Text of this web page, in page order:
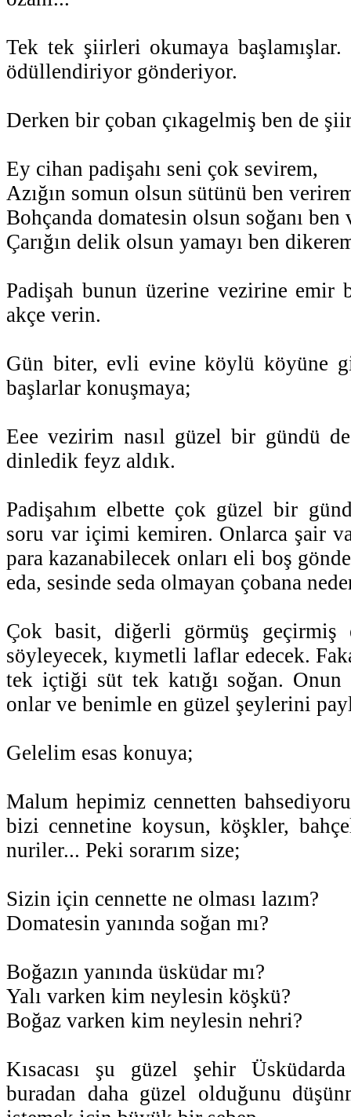
Tek tek şiirleri okumaya başlamışlar.
ödüllendiriyor gönderiyor.
Derken bir çoban çıkagelmiş ben de
Ey cihan padişahı seni çok sevirem,
Azığın somun olsun sütünü ben
Bohçanda domatesin olsun soğanı ben
Çarığın delik olsun yamayı ben
Padişah bunun üzerine vezirine emir
akçe verin.
Gün biter, evli evine köylü köyüne
başlarlar konuşmaya;
Eee vezirim nasıl güzel bir gündü
dinledik feyz aldık.
Padişahım elbette çok güzel bir
soru var içimi kemiren. Onlarca şair
para kazanabilecek onları eli boş
eda, sesinde seda olmayan çobana
Çok basit, diğerli görmüş geçirmiş
söyleyecek, kıymetli laflar edecek.
tek içtiği süt tek katığı soğan.
onlar ve benimle en güzel şeylerini
Gelelim esas konuya;
Malum hepimiz cennetten
bizi cennetine koysun, köşkler,
nuriler... Peki sorarım size;
Sizin için cennette ne olması lazım?
Domatesin yanında soğan mı?
Boğazın yanında üsküdar mı?
Yalı varken kim neylesin köşkü?
Boğaz varken kim neylesin nehri?
Kısacası şu güzel şehir
buradan daha güzel olduğunu